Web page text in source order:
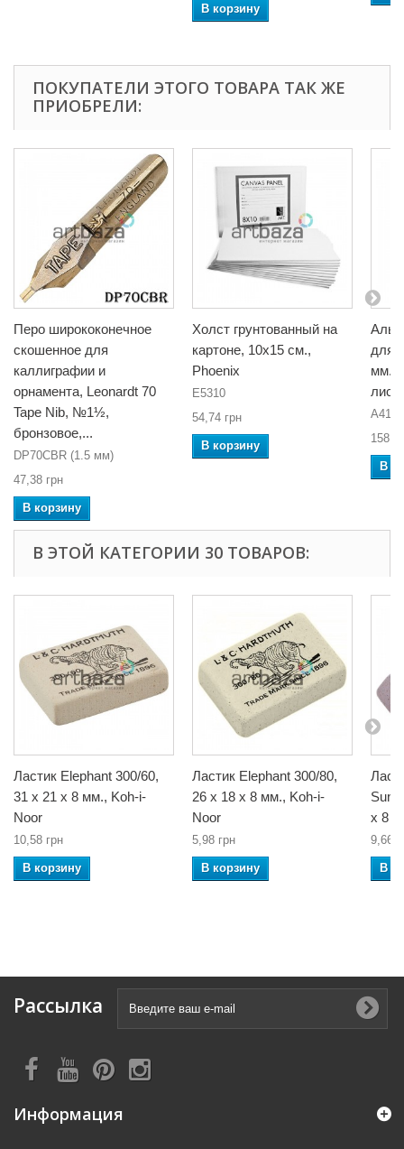
В корзину
ПОКУПАТЕЛИ ЭТОГО ТОВАРА ТАК ЖЕ
ПРИОБРЕЛИ:
Перо ширококонечное
скошенное для
каллиграфии и
орнамента, Leonardt 70
Tape Nib, №1½,
бронзовое,...
DP70CBR (1.5 мм)
47,38 грн
В корзину
Холст грунтованный на
картоне, 10x15 см.,
Phoenix
E5310
54,74 грн
В корзину
для
мм.,
В
В ЭТОЙ КАТЕГОРИИ 30 ТОВАРОВ:
Ластик Elephant 300/60,
31 x 21 x 8 мм., Koh-i-
Noor
10,58 грн
В корзину
Ластик Elephant 300/80,
26 x 18 x 8 мм., Koh-i-
Noor
5,98 грн
В корзину
x 8
9,66
В
Рассылка
Информация